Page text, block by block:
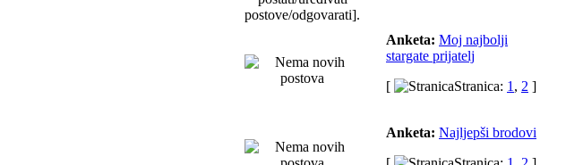
Anketa: Moj najbolji
stargate prijatelj
[
Stranica: 1 , 2 ]
Anketa: Najljepši brodovi